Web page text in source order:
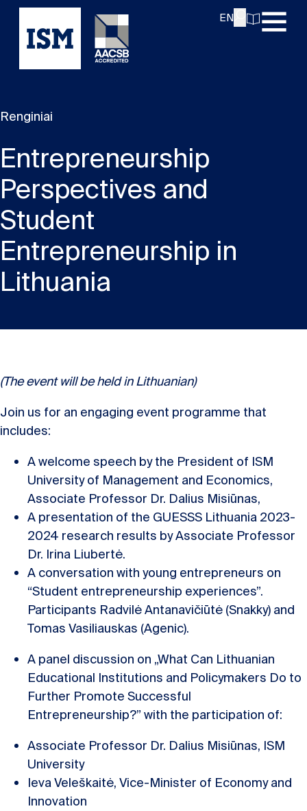
EN
Entrepreneurship
Perspectives and
Student
Entrepreneurship in
Lithuania
Renginiai
(The event will be held in Lithuanian)
Join us for an engaging event programme that
includes:
A welcome speech by the President of ISM
University of Management and Economics,
Associate Professor Dr. Dalius Misiūnas,
A presentation of the GUESSS Lithuania 2023-
2024 research results by Associate Professor
Dr. Irina Liubertė.
A conversation with young entrepreneurs on
“Student entrepreneurship experiences”.
Participants Radvilė Antanavičiūtė (Snakky) and
Tomas Vasiliauskas (Agenic).
A panel discussion on „What Can Lithuanian
Educational Institutions and Policymakers Do to
Further Promote Successful
Entrepreneurship?” with the participation of:
Associate Professor Dr. Dalius Misiūnas, ISM
University
Ieva Veleškaitė, Vice-Minister of Economy and
Innovation